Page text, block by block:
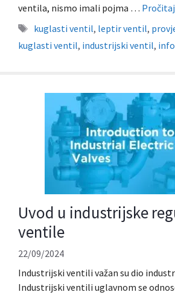
ventila, nismo imali pojma …
Oznake
kuglasti ventil, leptir ventil,
kuglasti ventil, industrijski ventil,
Uvod u industrijske
ventile
22/09/2024
Industrijski ventili važan su dio
Industrijski ventili uglavnom se